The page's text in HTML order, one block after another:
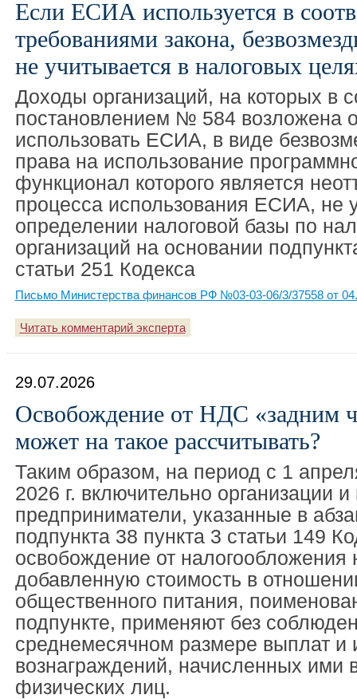
Если ЕСИА используется в
требованиями закона,
не учитывается в налоговых
Доходы организаций, на которых в
постановлением № 584 возложена
использовать ЕСИА, в виде
права на использование
функционал которого является
процесса использования ЕСИА, не
определении налоговой базы по
организаций на основании
статьи 251 Кодекса
Письмо Министерства финансов РФ №03-03-06/3/37558 от
Читать комментарий эксперта
29.07.2026
Освобождение от НДС «задним
может на такое рассчитывать?
Таким образом, на период с 1
2026 г. включительно организации
предприниматели, указанные в
подпункта 38 пункта 3 статьи 149
освобождение от налогообложения
добавленную стоимость в
общественного питания,
подпункте, применяют без
среднемесячном размере выплат и
вознаграждений, начисленных ими
физических лиц.